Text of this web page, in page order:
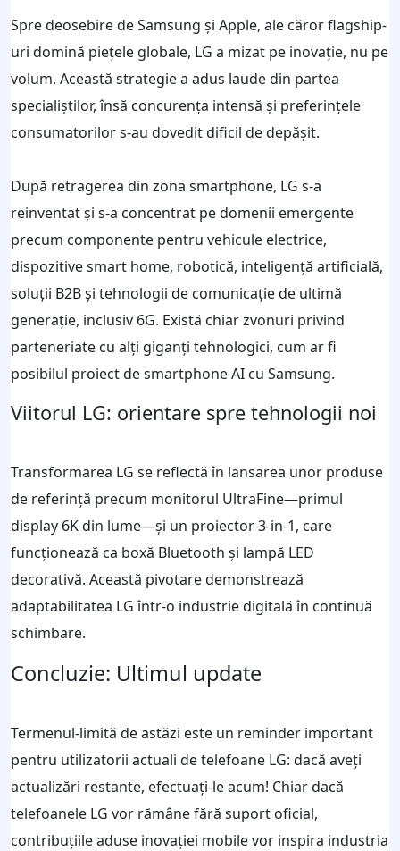
Spre deosebire de Samsung și Apple, ale căror flagship-
uri domină piețele globale, LG a mizat pe inovație, nu pe
volum. Această strategie a adus laude din partea
specialiștilor, însă concurența intensă și preferințele
consumatorilor s-au dovedit dificil de depășit.
După retragerea din zona smartphone, LG s-a
reinventat și s-a concentrat pe domenii emergente
precum componente pentru vehicule electrice,
dispozitive smart home, robotică, inteligență artificială,
soluții B2B și tehnologii de comunicație de ultimă
generație, inclusiv 6G. Există chiar zvonuri privind
parteneriate cu alți giganți tehnologici, cum ar fi
posibilul proiect de smartphone AI cu Samsung.
Viitorul LG: orientare spre tehnologii noi
Transformarea LG se reflectă în lansarea unor produse
de referință precum monitorul UltraFine—primul
display 6K din lume—și un proiector 3-in-1, care
funcționează ca boxă Bluetooth și lampă LED
decorativă. Această pivotare demonstrează
adaptabilitatea LG într-o industrie digitală în continuă
schimbare.
Concluzie: Ultimul update
Termenul-limită de astăzi este un reminder important
pentru utilizatorii actuali de telefoane LG: dacă aveți
actualizări restante, efectuați-le acum! Chiar dacă
telefoanele LG vor rămâne fără suport oficial,
contribuțiile aduse inovației mobile vor inspira industria